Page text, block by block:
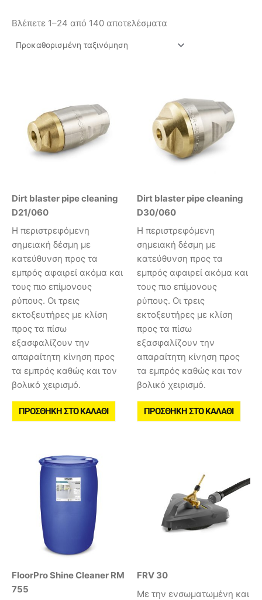
Βλέπετε 1–24 από 140 αποτελέσματα
Dirt blaster pipe cleaning
D21/060
Η περιστρεφόμενη
σημειακή δέσμη με
κατεύθυνση προς τα
εμπρός αφαιρεί ακόμα και
τους πιο επίμονους
ρύπους. Οι τρεις
εκτοξευτήρες με κλίση
προς τα πίσω
εξασφαλίζουν την
απαραίτητη κίνηση προς
τα εμπρός καθώς και τον
βολικό χειρισμό.
ΠΡΟΣΘΉΚΗ ΣΤΟ ΚΑΛΆΘΙ
Dirt blaster pipe cleaning
D30/060
Η περιστρεφόμενη
σημειακή δέσμη με
κατεύθυνση προς τα
εμπρός αφαιρεί ακόμα και
τους πιο επίμονους
ρύπους. Οι τρεις
εκτοξευτήρες με κλίση
προς τα πίσω
εξασφαλίζουν την
απαραίτητη κίνηση προς
τα εμπρός καθώς και τον
βολικό χειρισμό.
ΠΡΟΣΘΉΚΗ ΣΤΟ ΚΑΛΆΘΙ
FloorPro Shine Cleaner RM
755
FRV 30
Με την ενσωματωμένη και